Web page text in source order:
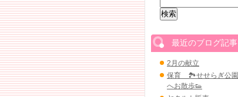
最近のブログ記事
2月の献立
保育 🏞せせらぎ公園
へお散歩👟